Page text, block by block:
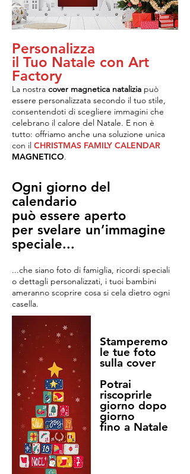
Personalizza
il Tuo Natale con Art
Factory
La nostra cover magnetica natalizia può
essere personalizzata secondo il tuo stile,
consentendoti di scegliere immagini che
celebrano il calore del Natale. E non è
tutto: offriamo anche una soluzione unica
con il CHRISTMAS FAMILY CALENDAR
MAGNETICO.
Ogni giorno del
calendario
può essere aperto
per svelare un’immagine
speciale...
...che siano foto di famiglia, ricordi speciali
o dettagli personalizzati, i tuoi bambini
ameranno scoprire cosa si cela dietro ogni
casella.
Stamperemo
le tue foto
sulla cover
Potrai
riscoprirle
giorno dopo
giorno
fino a Natale